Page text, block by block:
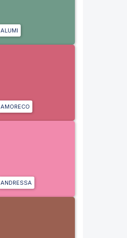
ALUMI
AMORECO
ANDRESSA